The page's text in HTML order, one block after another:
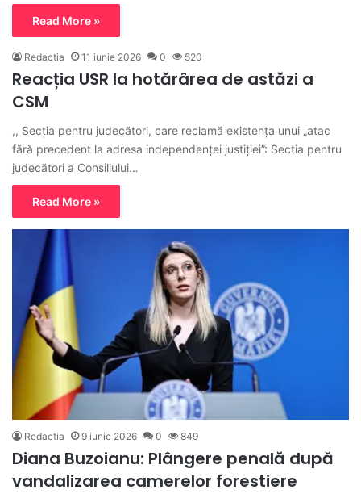
Read More »
Redactia 11 iunie 2026 0 520
Reacția USR la hotărârea de astăzi a
CSM
,, Secția pentru judecători, care reclamă existența unui „atac
fără precedent la adresa independenței justiției”: Secția pentru
judecători a Consiliului…
Read More »
Redactia 9 iunie 2026 0 849
Diana Buzoianu: Plângere penală după
vandalizarea camerelor forestiere